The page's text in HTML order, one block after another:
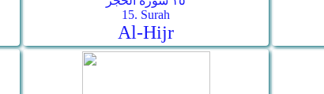
15. Surah
Al-Hijr